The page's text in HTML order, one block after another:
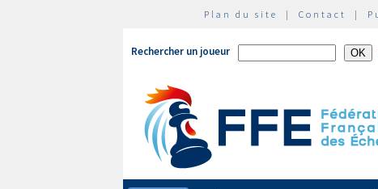
Plan du site | Contact |
Rechercher un joueur